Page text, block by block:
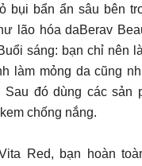
bụi bẩn ẩn sâu bên
lão hóa daBerav
sáng: bạn chỉ nên
làm mỏng da cũng
đó dùng các sản
chống nắng.
Red, bạn hoàn